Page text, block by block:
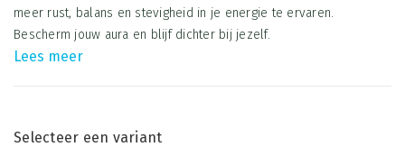
meer rust, balans en stevigheid in je energie te ervaren.
Bescherm jouw aura en blijf dichter bij jezelf.
Lees meer
Selecteer een variant